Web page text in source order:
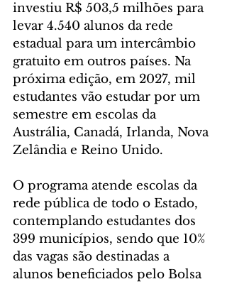
investiu R$ 503,5 milhões para
levar 4.540 alunos da rede
estadual para um intercâmbio
gratuito em outros países. Na
próxima edição, em 2027, mil
estudantes vão estudar por um
semestre em escolas da
Austrália, Canadá, Irlanda, Nova
Zelândia e Reino Unido.
O programa atende escolas da
rede pública de todo o Estado,
contemplando estudantes dos
399 municípios, sendo que 10%
das vagas são destinadas a
alunos beneficiados pelo Bolsa